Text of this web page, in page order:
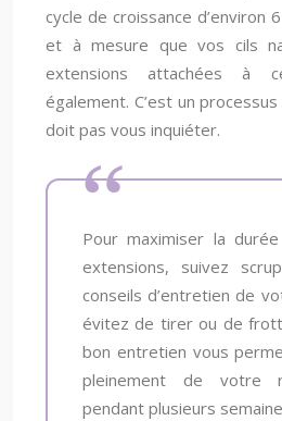
cycle de croissance d’environ
et à mesure que vos cils
extensions attachées à
également. C’est un
doit pas vous inquiéter.
Pour maximiser la
extensions, suivez
conseils d’entretien de
évitez de tirer ou de
bon entretien vous
pleinement de votre
pendant plusieurs